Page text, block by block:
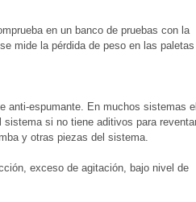
en un banco de pruebas con la
mide la pérdida de peso en las paletas
anti-espumante. En muchos sistemas el
si no tiene aditivos para
y otras piezas del sistema.
exceso de agitación, bajo nivel de